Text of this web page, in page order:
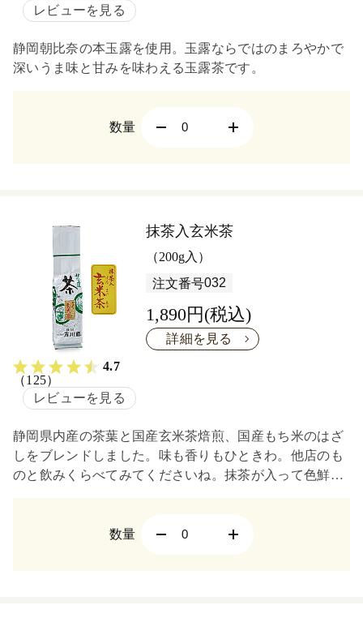
レビューを見る
静岡朝比奈の本玉露を使用。玉露ならではのまろやかで
深いうま味と甘みを味わえる玉露茶です。
数量
4.7
（125）
レビューを見る
抹茶入玄米茶
（200g入）
注文番号032
1,890円(税込)
詳細を見る
静岡県内産の茶葉と国産玄米茶焙煎、国産もち米のはざ
しをブレンドしました。味も香りもひときわ。他店のも
のと飲みくらべてみてくださいね。抹茶が入って色鮮や
数量